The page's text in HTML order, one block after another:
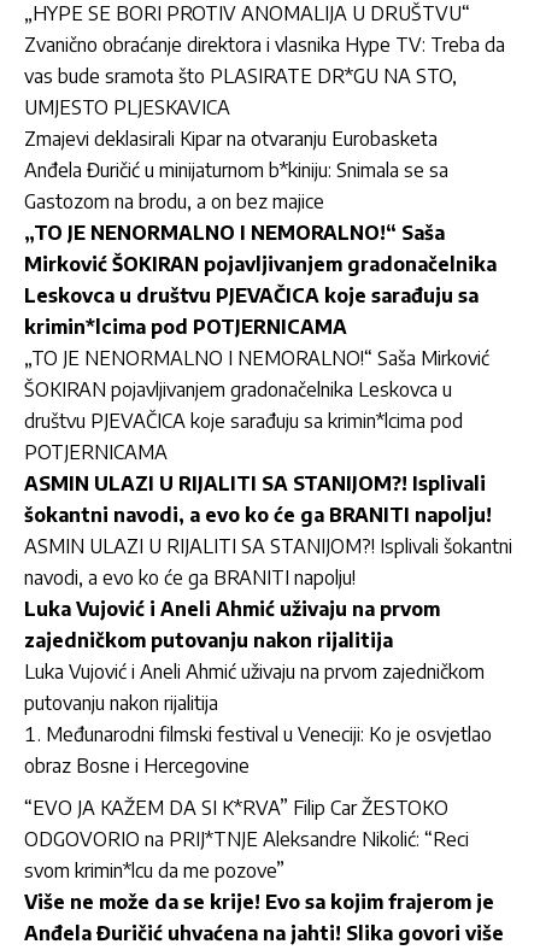
„HYPE SE BORI PROTIV ANOMALIJA U DRUŠTVU“
Zvanično obraćanje direktora i vlasnika Hype TV: Treba da
vas bude sramota što PLASIRATE DR*GU NA STO,
UMJESTO PLJESKAVICA
Zmajevi deklasirali Kipar na otvaranju Eurobasketa
Anđela Đuričić u minijaturnom b*kiniju: Snimala se sa
Gastozom na brodu, a on bez majice
„TO JE NENORMALNO I NEMORALNO!“ Saša
Mirković ŠOKIRAN pojavljivanjem gradonačelnika
Leskovca u društvu PJEVAČICA koje sarađuju sa
krimin*lcima pod POTJERNICAMA
„TO JE NENORMALNO I NEMORALNO!“ Saša Mirković
ŠOKIRAN pojavljivanjem gradonačelnika Leskovca u
društvu PJEVAČICA koje sarađuju sa krimin*lcima pod
POTJERNICAMA
ASMIN ULAZI U RIJALITI SA STANIJOM?! Isplivali
šokantni navodi, a evo ko će ga BRANITI napolju!
ASMIN ULAZI U RIJALITI SA STANIJOM?! Isplivali šokantni
navodi, a evo ko će ga BRANITI napolju!
Luka Vujović i Aneli Ahmić uživaju na prvom
zajedničkom putovanju nakon rijalitija
Luka Vujović i Aneli Ahmić uživaju na prvom zajedničkom
putovanju nakon rijalitija
Međunarodni filmski festival u Veneciji: Ko je osvjetlao
obraz Bosne i Hercegovine
“EVO JA KAŽEM DA SI K*RVA” Filip Car ŽESTOKO
ODGOVORIO na PRIJ*TNJE Aleksandre Nikolić: “Reci
svom krimin*lcu da me pozove”
Više ne može da se krije! Evo sa kojim frajerom je
Anđela Đuričić uhvaćena na jahti! Slika govori više